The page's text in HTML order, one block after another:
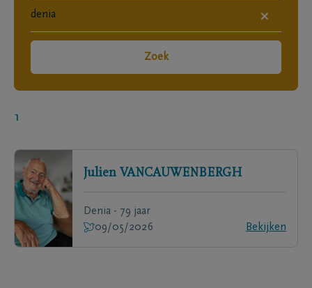
×
Zoek
1
Julien VANCAUWENBERGH
Denia - 79 jaar
09/05/2026
Bekijken